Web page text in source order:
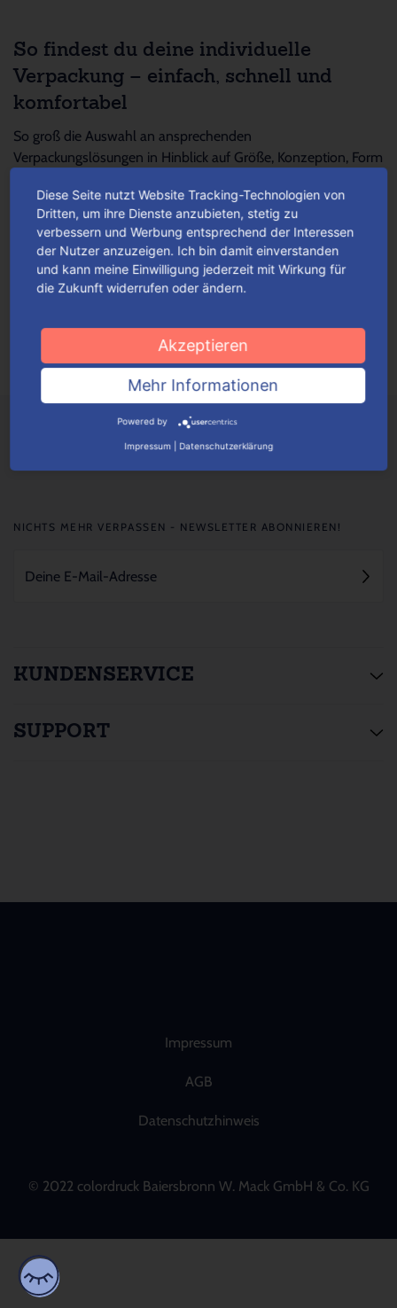
So findest du deine individuelle
Verpackung – einfach, schnell und
komfortabel
So groß die Auswahl an ansprechenden
Verpackungslösungen in Hinblick auf Größe, Konzeption, Form
Für jeden Anlass Verpackungen
wunschgemäß konfigurieren
Je nach Verpackungstyp kannst du ganz einfach deine
Mehr lesen
KUNDENSERVICE
SUPPORT
NICHTS MEHR VERPASSEN - NEWSLETTER ABONNIEREN!
Impressum
AGB
Datenschutzhinweis
© 2022 colordruck Baiersbronn W. Mack GmbH & Co. KG
Diese Seite nutzt Website Tracking-Technologien von
Dritten, um ihre Dienste anzubieten, stetig zu
verbessern und Werbung entsprechend der Interessen
der Nutzer anzuzeigen. Ich bin damit einverstanden
und kann meine Einwilligung jederzeit mit Wirkung für
die Zukunft widerrufen oder ändern.
Akzeptieren
Mehr Informationen
Powered by
Impressum Datenschutzerklärung